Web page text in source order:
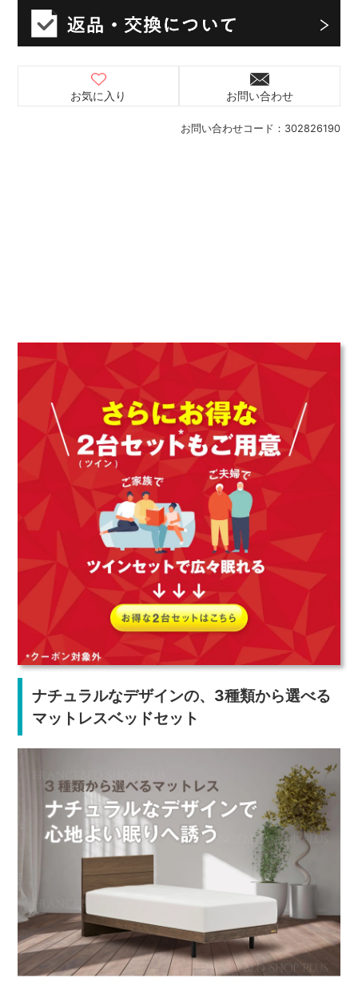
お問い合わせコード： 302826190
お気に入り お問い合わせ
ナチュラルなデザインの、3種類から選べる
マットレスベッドセット